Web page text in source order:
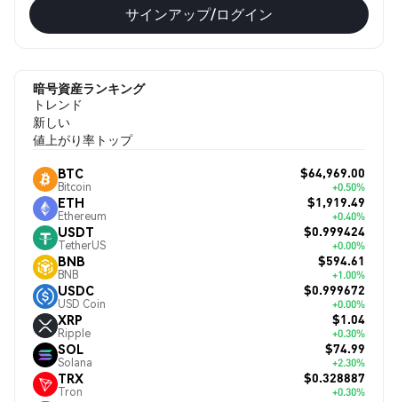
サインアップ/ログイン
暗号資産ランキング
トレンド
新しい
値上がり率トップ
BTC
Bitcoin
$64,969.00
+0.50%
ETH
Ethereum
$1,919.49
+0.40%
USDT
TetherUS
$0.999424
+0.00%
BNB
BNB
$594.61
+1.00%
USDC
USD Coin
$0.999672
+0.00%
XRP
Ripple
$1.04
+0.30%
SOL
Solana
$74.99
+2.30%
TRX
Tron
$0.328887
+0.30%